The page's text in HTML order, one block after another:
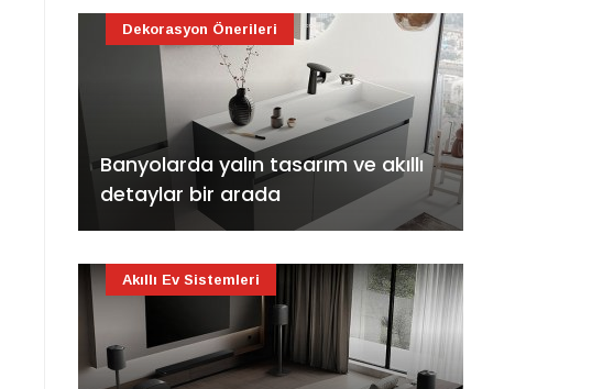
Banyolarda yalın tasarım ve akıllı
detaylar bir arada
Dekorasyon Önerileri
Akıllı Ev Sistemleri